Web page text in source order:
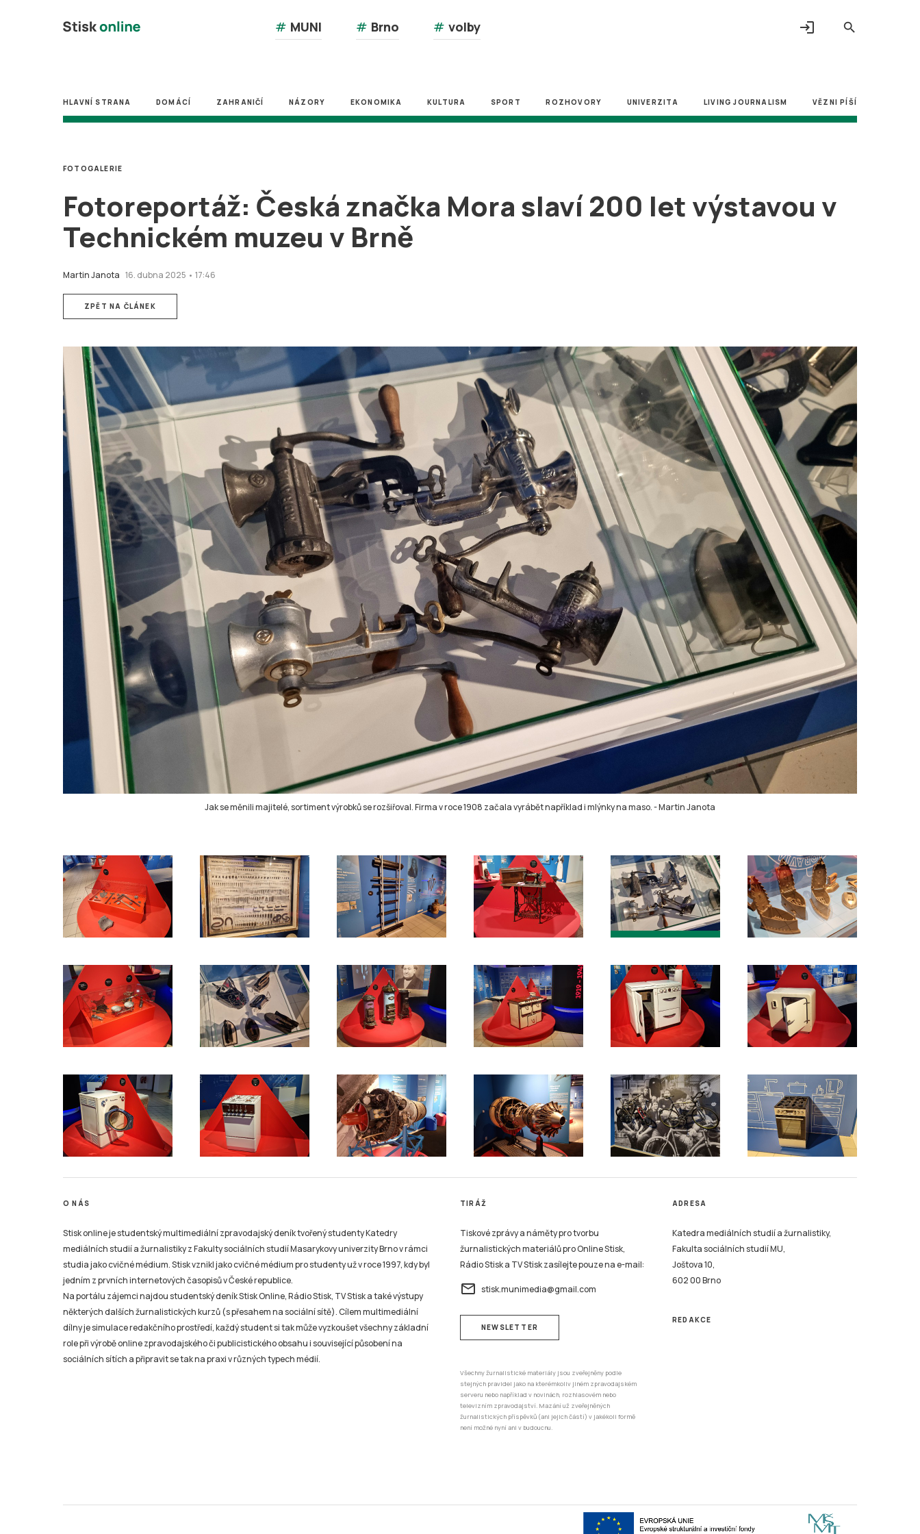
search
# MUNI # Brno # volby login
HLAVNÍ STRANA DOMÁCÍ ZAHRANIČÍ NÁZORY EKONOMIKA KULTURA SPORT ROZHOVORY UNIVERZITA LIVING JOURNALISM VĚZNI PÍŠÍ
Fotoreportáž: Česká značka Mora slaví 200 let výstavou v
Technickém muzeu v Brně
Martin Janota 16. dubna 2025 • 17:46
FOTOGALERIE
ZPĚT NA ČLÁNEK
Jak se měnili majitelé, sortiment výrobků se rozšiřoval. Firma v roce 1908 začala vyrábět například i mlýnky na maso.-Martin Janota
O NÁS
Stisk online je studentský multimediální zpravodajský deník tvořený studenty Katedry
mediálních studií a žurnalistiky z Fakulty sociálních studií Masarykovy univerzity Brno v rámci
studia jako cvičné médium. Stisk vznikl jako cvičné médium pro studenty už v roce 1997, kdy byl
jedním z prvních internetových časopisů v České republice.
Na portálu zájemci najdou studentský deník Stisk Online, Rádio Stisk, TV Stisk a také výstupy
některých dalších žurnalistických kurzů (s přesahem na sociální sítě). Cílem multimediální
dílny je simulace redakčního prostředí, každý student si tak může vyzkoušet všechny základní
role při výrobě online zpravodajského či publicistického obsahu i související působení na
sociálních sítích a připravit se tak na praxi v různých typech médií.
TIRÁŽ
Tiskové zprávy a náměty pro tvorbu
žurnalistických materiálů pro Online Stisk,
Rádio Stisk a TV Stisk zasílejte pouze na e-mail:
email stisk.munimedia@gmail.com
NEWSLETTER
Všechny žurnalistické materiály jsou zveřejněny podle
stejných pravidel jako na kterémkoliv jiném zpravodajském
serveru nebo například v novinách, rozhlasovém nebo
televizním zpravodajství. Mazání už zveřejněných
žurnalistických příspěvků (ani jejich částí) v jakékoli formě
není možné nyní ani v budoucnu.
ADRESA
Katedra mediálních studií a žurnalistiky,
Fakulta sociálních studií MU,
Joštova 10,
602 00 Brno
REDAKCE